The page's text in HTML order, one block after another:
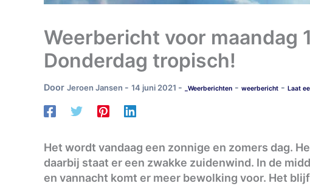
Weerbericht voor maandag
Donderdag tropisch!
Door Jeroen Jansen - 14 juni 2021 - _Weerberichten - weerbericht - Laat
Het wordt vandaag een zonnige en zomers dag.
daarbij staat er een zwakke zuidenwind. In de
en vannacht komt er meer bewolking voor. Het